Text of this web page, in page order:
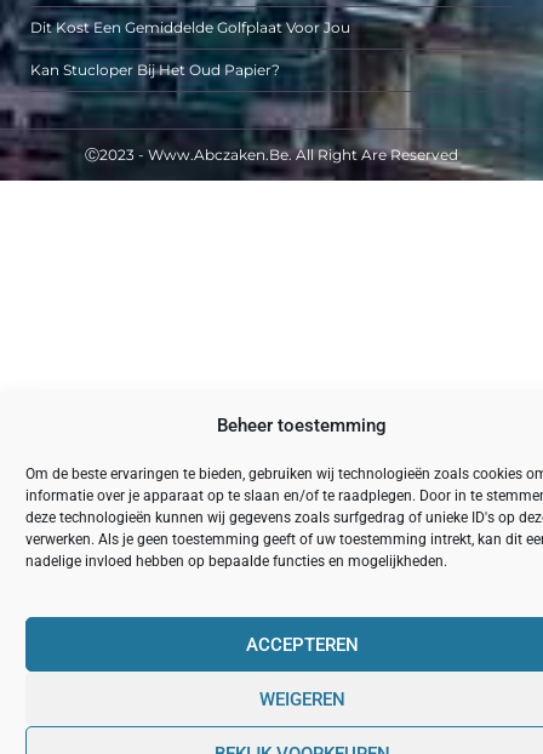
Beheer toestemming
Om de beste ervaringen te bieden, gebruiken wij technologieën zoals cookies
informatie over je apparaat op te slaan en/of te raadplegen. Door in te
deze technologieën kunnen wij gegevens zoals surfgedrag of unieke ID's op
verwerken. Als je geen toestemming geeft of uw toestemming intrekt, kan dit
nadelige invloed hebben op bepaalde functies en mogelijkheden.
ACCEPTEREN
WEIGEREN
Dit Kost Een Gemiddelde Golfplaat Voor Jou
Kan Stucloper Bij Het Oud Papier?
Ⓒ2023 - Www.abczaken.be. All Right Are Reserved